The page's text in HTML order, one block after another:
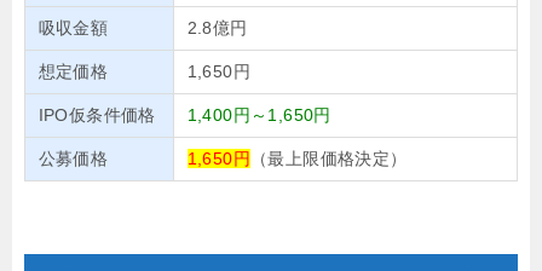
吸収金額 2.8億円
想定価格 1,650円
IPO仮条件価格 1,400円～1,650円
公募価格 1,650円 （最上限価格決定）